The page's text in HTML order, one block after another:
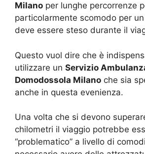
Milano per lunghe percorrenze
particolarmente scomodo per
deve essere steso durante il
Questo vuol dire che è
utilizzare un Servizio
Domodossola Milano che sia
anche in questa evenienza.
Una volta che si devono
chilometri il viaggio potrebbe
“problematico” a livello di